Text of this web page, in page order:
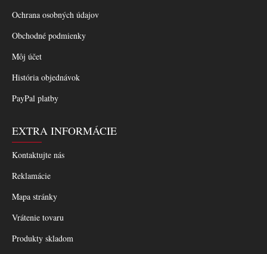
Ochrana osobných údajov
Obchodné podmienky
Môj účet
História objednávok
PayPal platby
EXTRA INFORMÁCIE
Kontaktujte nás
Reklamácie
Mapa stránky
Vrátenie tovaru
Produkty skladom